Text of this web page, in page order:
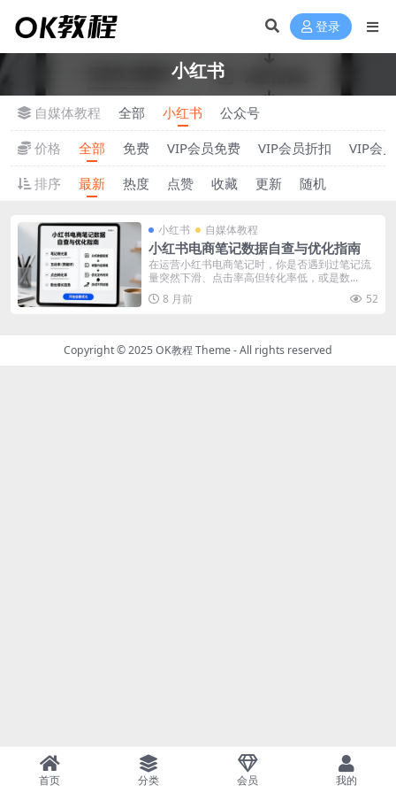
登录
小红书
自媒体教程 全部 小红书
公众号
价格
全部 免费 VIP会员免费 VIP会员折扣
VIP会
排序
最新 热度 点赞 收藏 更新 随机
小红书 自媒体教程
小红书电商笔记数据自查与优化指南
在运营小红书电商笔记时，你是否遇到过笔记流
量突然下滑、点击率高但转化率低，或是数...
8 月前
52
Copyright © 2025OK教程 Theme- All rights reserved
首页 分类 会员 我的